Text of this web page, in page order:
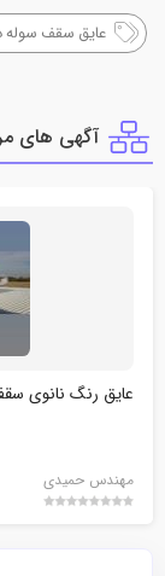
عایق سقف سوله
آگهی های
عایق رنگ نانوی
مهندس حمیدی